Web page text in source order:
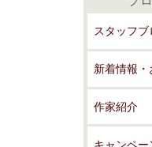
スタッフブ
新着情報
作家紹介
キャンペー